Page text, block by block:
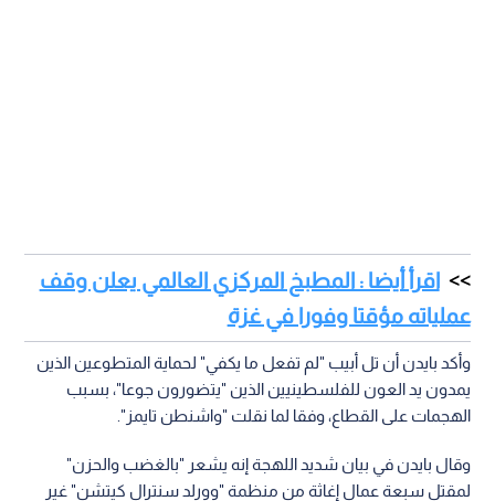
اقرأ أيضا : المطبخ المركزي العالمي يعلن وقف
عملياته مؤقتا وفورا في غزة
وأكد بايدن أن تل أبيب "لم تفعل ما يكفي" لحماية المتطوعين الذين
يمدون يد العون للفلسطينيين الذين "يتضورون جوعا"، بسبب
الهجمات على القطاع، وفقا لما نقلت "واشنطن تايمز".
وقال بايدن في بيان شديد اللهجة إنه يشعر "بالغضب والحزن"
لمقتل سبعة عمال إغاثة من منظمة "وورلد سنترال كيتشن" غير